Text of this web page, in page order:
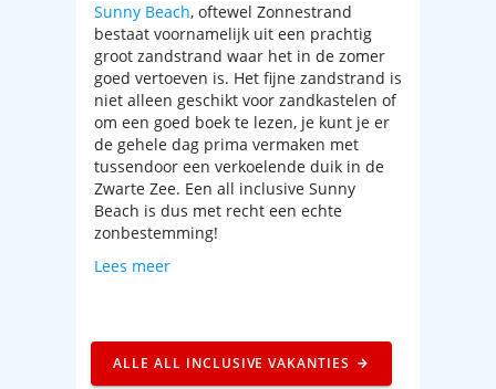
Sunny Beach, oftewel Zonnestrand
bestaat voornamelijk uit een prachtig
groot zandstrand waar het in de zomer
goed vertoeven is. Het fijne zandstrand is
niet alleen geschikt voor zandkastelen of
om een goed boek te lezen, je kunt je er
de gehele dag prima vermaken met
tussendoor een verkoelende duik in de
Zwarte Zee. Een all inclusive Sunny
Beach is dus met recht een echte
zonbestemming!
Lees meer
ALLE ALL INCLUSIVE VAKANTIES